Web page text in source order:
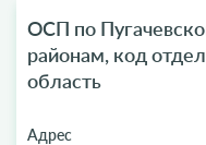
ОСП по
районам, код
область
Адрес